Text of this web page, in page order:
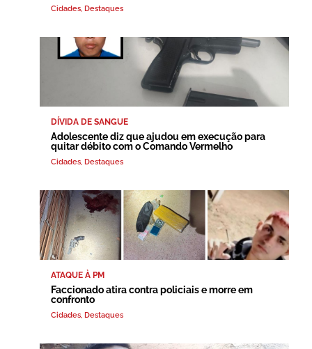
Cidades, Destaques
DÍVIDA DE SANGUE
Adolescente diz que ajudou em execução para
quitar débito com o Comando Vermelho
Cidades, Destaques
ATAQUE À PM
Faccionado atira contra policiais e morre em
confronto
Cidades, Destaques